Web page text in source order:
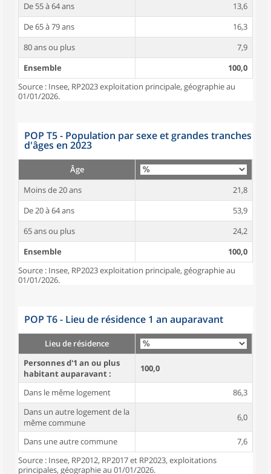
De 55 à 64 ans
13,6
De 65 à 79 ans
16,3
80 ans ou plus
7,9
Ensemble
100,0
Source : Insee, RP2023 exploitation principale, géographie au
01/01/2026.
POP T5 - Population par sexe et grandes tranches
d'âges en 2023
Âge
Moins de 20 ans
21,8
De 20 à 64 ans
53,9
65 ans ou plus
24,2
Ensemble
100,0
Source : Insee, RP2023 exploitation principale, géographie au
01/01/2026.
POP T6 - Lieu de résidence 1 an auparavant
Lieu de résidence
Personnes d'1 an ou plus
habitant auparavant :
100,0
Dans le même logement
86,3
Dans un autre logement de la
même commune
6,0
Dans une autre commune
7,6
Source : Insee, RP2012, RP2017 et RP2023, exploitations
principales, géographie au 01/01/2026.